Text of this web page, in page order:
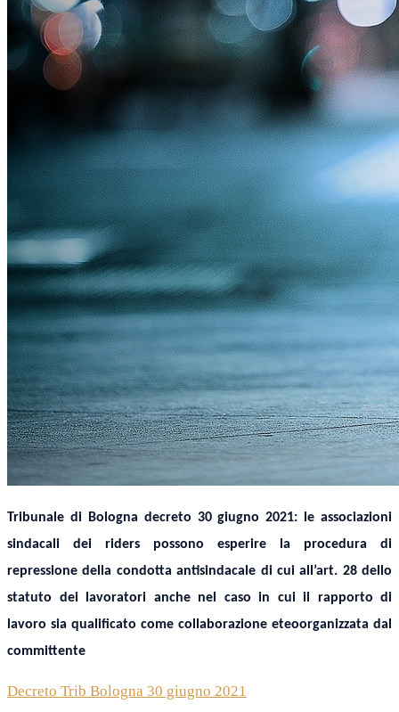
Tribunale di Bologna decreto 30 giugno 2021: le associazioni
sindacali dei riders possono esperire la procedura di
repressione della condotta antisindacale di cui all’art. 28 dello
statuto dei lavoratori anche nel caso in cui il rapporto di
lavoro sia qualificato come collaborazione eteoorganizzata dal
committente
Decreto Trib Bologna 30 giugno 2021